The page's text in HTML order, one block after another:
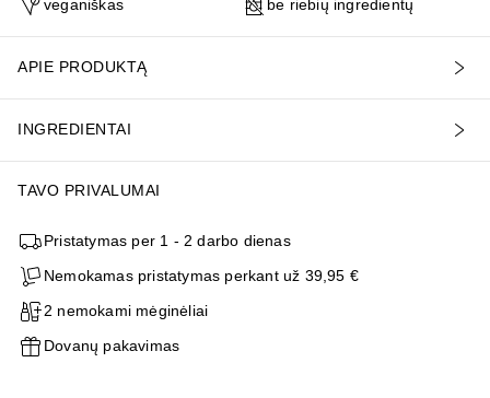
veganiškas be riebių ingredientų
APIE PRODUKTĄ
INGREDIENTAI
TAVO PRIVALUMAI
Pristatymas per 1 - 2 darbo dienas
Nemokamas pristatymas perkant už 39,95 €
2 nemokami mėginėliai
Dovanų pakavimas